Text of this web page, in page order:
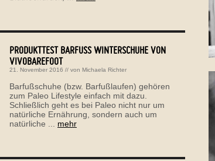
PRODUKTTEST BARFUSS WINTERSCHUHE VON V
IVOBAREFOOT
21. November 2016 // von Michaela Richter
Barfußschuhe (bzw. Barfußlaufen) gehören
zum Paleo Lifestyle einfach mit dazu.
Schließlich geht es bei Paleo nicht nur um
natürliche Ernährung, sondern auch um
natürliche ... mehr